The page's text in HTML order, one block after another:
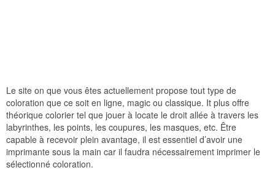
Le site on que vous êtes actuellement propose tout type de
coloration que ce soit en ligne, magic ou classique. It plus offre
théorique colorier tel que jouer à locate le droit allée à travers les
labyrinthes, les points, les coupures, les masques, etc. Être
capable à recevoir plein avantage, il est essentiel d’avoir une
imprimante sous la main car il faudra nécessairement imprimer le
sélectionné coloration.